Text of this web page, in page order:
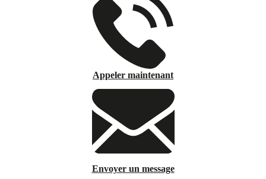
Appeler maintenant
Envoyer un message